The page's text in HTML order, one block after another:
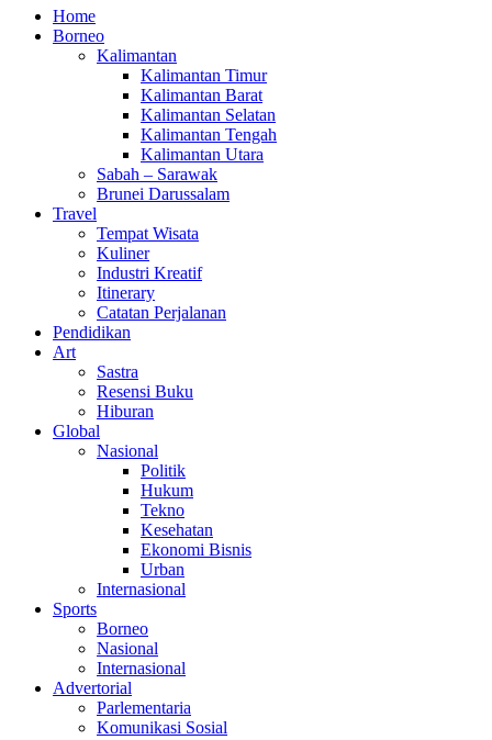
Home
Borneo
Kalimantan
Kalimantan Timur
Kalimantan Barat
Kalimantan Selatan
Kalimantan Tengah
Kalimantan Utara
Sabah – Sarawak
Brunei Darussalam
Travel
Tempat Wisata
Kuliner
Industri Kreatif
Itinerary
Catatan Perjalanan
Pendidikan
Art
Sastra
Resensi Buku
Hiburan
Global
Nasional
Politik
Hukum
Tekno
Kesehatan
Ekonomi Bisnis
Urban
Internasional
Sports
Borneo
Nasional
Internasional
Advertorial
Parlementaria
Komunikasi Sosial